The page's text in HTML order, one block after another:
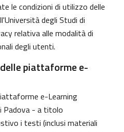
le condizioni di utilizzo delle
degli Studi di
relativa alle modalità di
degli utenti.
piattaforme e-
e-Learning
Padova - a titolo
i testi (inclusi materiali